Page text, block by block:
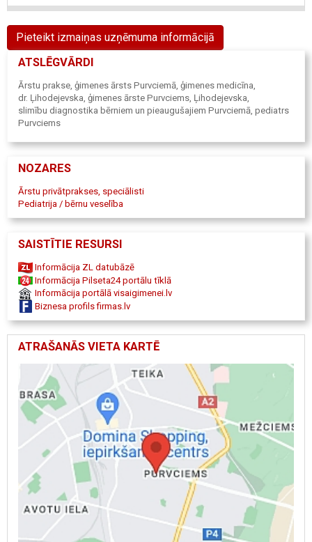
Pieteikt izmaiņas uzņēmuma informācijā
ATSLĒGVĀRDI
Ārstu prakse, ģimenes ārsts Purvciemā, ģimenes medicīna,
dr. Ļihodejevska, ģimenes ārste Purvciems, Ļihodejevska,
slimību diagnostika bērniem un pieaugušajiem Purvciemā, pediatrs
Purvciems
NOZARES
Ārstu privātprakses, speciālisti
Pediatrija / bērnu veselība
SAISTĪTIE RESURSI
Informācija ZL datubāzē
Informācija Pilseta24 portālu tīklā
Informācija portālā visaigimenei.lv
Biznesa profils firmas.lv
ATRAŠANĀS VIETA KARTĒ